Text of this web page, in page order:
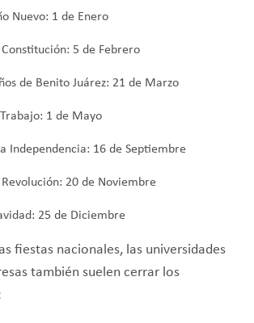
Nuevo: 1 de Enero
5 de Febrero
de Benito Juárez: 21 de Marzo
1 de Mayo
Independencia: 16 de Septiembre
20 de Noviembre
25 de Diciembre
fiestas nacionales, las universidades
también suelen cerrar los